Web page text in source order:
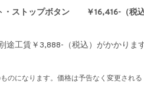
ト・ストップボタン ￥16,416-（税
途工賃￥3,888-（税込）がかかりま
のになります。価格は予告なく変更される